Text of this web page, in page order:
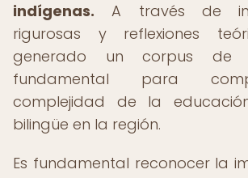
indígenas. A través de
rigurosas y reflexiones
generado un corpus de
fundamental para
complejidad de la
bilingüe en la región.
Es fundamental reconocer la